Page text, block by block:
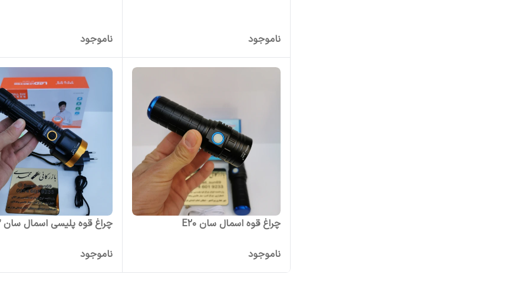
ناموجود ناموجود
چراغ قوه اسمال سان E20
ناموجود
چراغ قوه پلیسی اسمال سان ZY-T103
ناموجود